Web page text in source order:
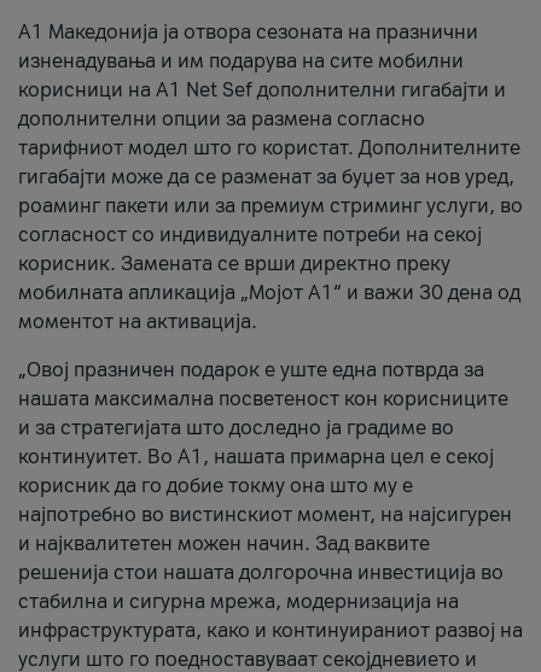
А1 Македонија ја отвора сезоната на празнични
изненадувања и им подарува на сите мобилни
корисници на A1 Net Sef дополнителни гигабајти и
дополнителни опции за размена согласно
тарифниот модел што го користат. Дополнителните
гигабајти може да се разменат за буџет за нов уред,
роаминг пакети или за премиум стриминг услуги, во
согласност со индивидуалните потреби на секој
корисник. Замената се врши директно преку
мобилната апликација „Мојот А1“ и важи 30 дена од
моментот на активација.
„Овој празничен подарок е уште една потврда за
нашата максимална посветеност кон корисниците
и за стратегијата што доследно ја градиме во
континуитет. Во А1, нашата примарна цел е секој
корисник да го добие токму она што му е
најпотребно во вистинскиот момент, на најсигурен
и најквалитетен можен начин. Зад ваквите
решенија стои нашата долгорочна инвестиција во
стабилна и сигурна мрежа, модернизација на
инфраструктурата, како и континуираниот развој на
услуги што го поедноставуваат секојдневието и